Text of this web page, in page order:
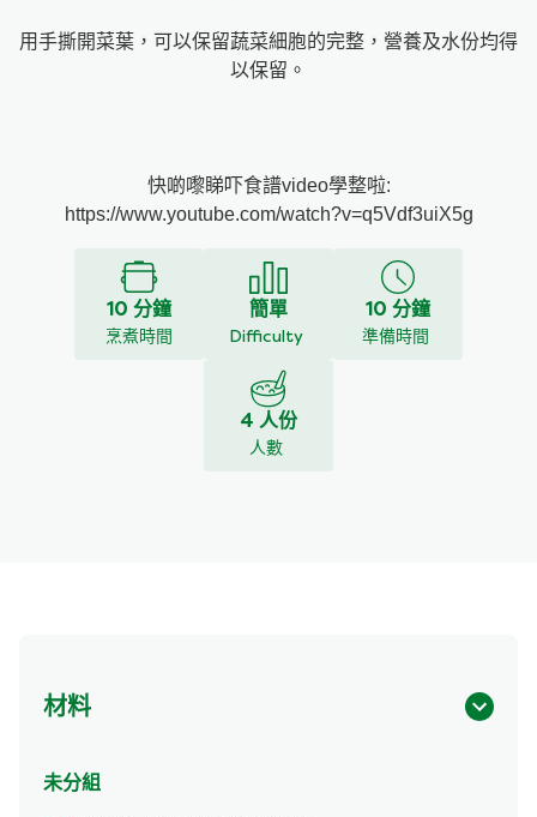
家樂牌雞湯粒
用手撕開菜葉，可以保留蔬菜細胞的完整，營養及水份均得
以保留。
快啲嚟睇吓食譜video學整啦:
https://www.youtube.com/watch?v=q5Vdf3uiX5g
10 分鐘
烹煮時間
簡單
Difficulty
10 分鐘
準備時間
4 人份
人數
材料
未分組